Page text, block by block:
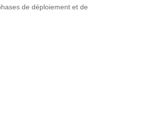
de déploiement et de